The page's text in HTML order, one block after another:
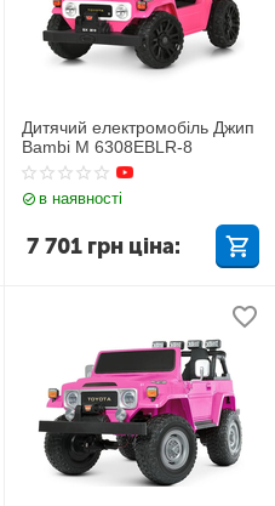
Дитячий електромобіль Джип
Bambi M 6308EBLR-8
в наявності
7 701 грн ціна: